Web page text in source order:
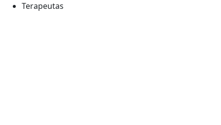
Terapeutas